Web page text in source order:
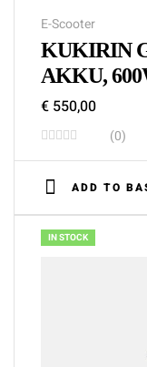
E-Scooter
KUKIRIN
AKKU,
MOTOR
€ 550,00
(0)
ADD TO
IN STOCK